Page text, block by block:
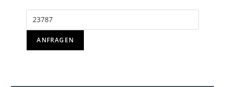
ANFRAGEN